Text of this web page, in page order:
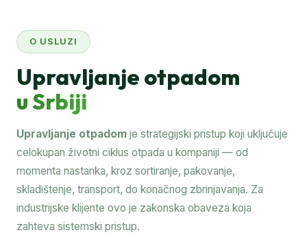
O USLUZI
Upravljanje otpadom
u Srbiji
Upravljanje otpadom je strategijski pristup koji uključuje
celokupan životni ciklus otpada u kompaniji — od
momenta nastanka, kroz sortiranje, pakovanje,
skladištenje, transport, do konačnog zbrinjavanja. Za
industrijske klijente ovo je zakonska obaveza koja
zahteva sistemski pristup.